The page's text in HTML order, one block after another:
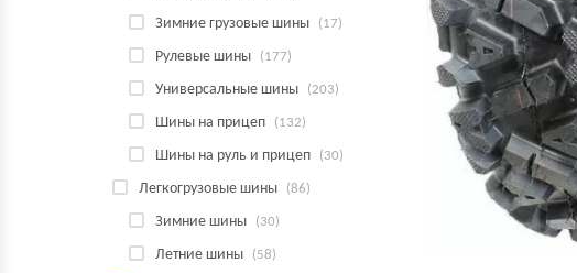
Зимние грузовые шины (17)
Рулевые шины (177)
Универсальные шины (203)
Шины на прицеп (132)
Шины на руль и прицеп (30)
Легкогрузовые шины (86)
Зимние шины (30)
Летние шины (58)